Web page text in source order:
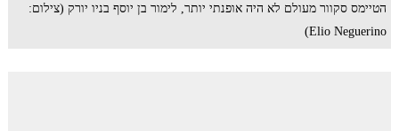
הטיימס סקוור מעולם לא היה אופנתי יותר, לימור בן יוסף בניו יורק (צילום:
Elio Neguerino)